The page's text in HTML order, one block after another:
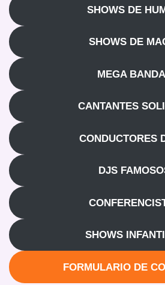
SHOWS DE
SHOWS DE
MEGA
CANTANTES
CONDUCTORES
DJS
SHOWS
FORMULARIO DE